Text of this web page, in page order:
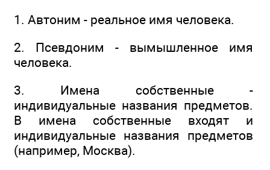
1. Автоним - реальное имя человека.
2. Псевдоним - вымышленное имя
человека.
3. Имена собственные -
индивидуальные названия предметов.
В имена собственные входят и
индивидуальные названия предметов
(например, Москва).